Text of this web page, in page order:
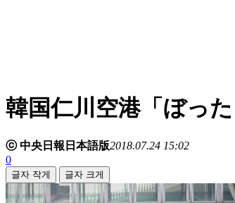
韓国仁川空港「ぼっ
ⓒ 中央日報日本語版2018.07.24 15:02
0
글자 작게 글자 크게